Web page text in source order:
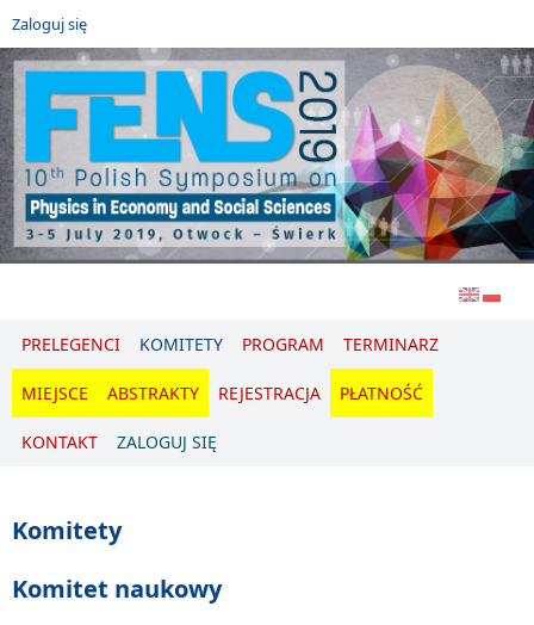
Zaloguj się
ENPL
PRELEGENCI KOMITETY PROGRAM TERMINARZ
MIEJSCE ABSTRAKTY REJESTRACJA PŁATNOŚĆ
KONTAKT ZALOGUJ SIĘ
Komitety
Komitet naukowy